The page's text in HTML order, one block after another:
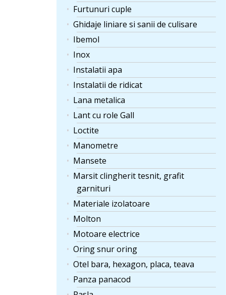
Furtunuri cuple
Ghidaje liniare si sanii de culisare
Ibemol
Inox
Instalatii apa
Instalatii de ridicat
Lana metalica
Lant cu role Gall
Loctite
Manometre
Mansete
Marsit clingherit tesnit, grafit
garnituri
Materiale izolatoare
Molton
Motoare electrice
Oring snur oring
Otel bara, hexagon, placa, teava
Panza panacod